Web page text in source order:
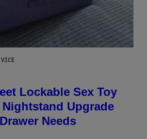
VICE
Lockable Sex Toy
Upgrade
Needs